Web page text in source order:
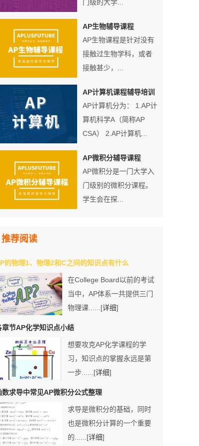
门级的大学...
AP生物辅导课程
AP生物课程是针对没有
接触过生物学科，或者
接触甚少，...
AP计算机课程辅导培训
AP计算机分为： 1.AP计
算机科学A（简称AP
CSA） 2.AP计算机...
AP微积分辅导课程
AP微积分是一门大学入
门级别的微积分课程。
学生会在探...
推荐阅读
的物理1、物理2和C之间的知识点有什么
在College Board以前的考试
当中，AP体系一共提供三门
物理课......[详细]
章节AP化学知识点小结
想要攻克AP化学课程的学
习，知识点的掌握永远是第
一步......[详细]
数求导中常见AP微积分公式整理
求导是微积分的基础，同时
也是微积分计算的一个重要
的......[详细]